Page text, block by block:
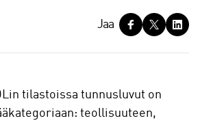
Jaa
tilastoissa tunnusluvut on
teollisuuteen,